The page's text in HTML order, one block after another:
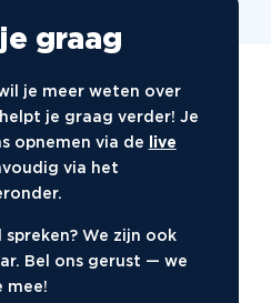
en speuren, met
en leer elkaar op een
ons kent ons quiz van
samen uit de stad
keuzes
uitjes
graag
je meer weten over
je graag verder! Je
opnemen via de
live
via het
We zijn ook
Bel ons gerust — we
mee!